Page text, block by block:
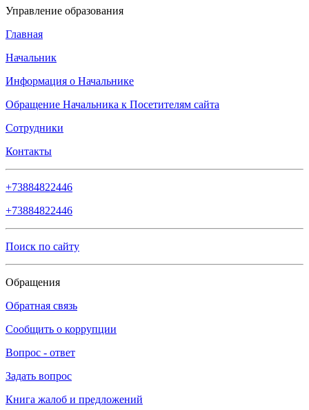
Управление образования
Главная
Начальник
Информация о Начальнике
Обращение Начальника к Посетителям сайта
Сотрудники
Контакты
+73884822446
+73884822446
Поиск по сайту
Обращения
Обратная связь
Сообщить о коррупции
Вопрос - ответ
Задать вопрос
Книга жалоб и предложений